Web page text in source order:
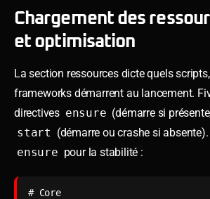
Chargement des
et optimisation
La section ressources dicte quels
frameworks démarrent au lancement.
directives ensure (démarre si
start (démarre ou crashe si
ensure pour la stabilité :
# Core